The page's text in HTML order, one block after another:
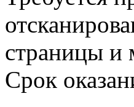
страницы и
Срок